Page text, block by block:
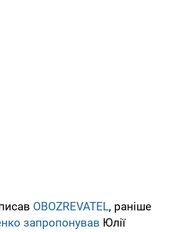
OBOZREVATEL, раніше
запропонував Юлії